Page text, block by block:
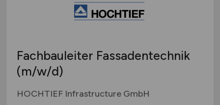
Fachbauleiter Fassadentechnik
(m/w/d)
HOCHTIEF Infrastructure GmbH